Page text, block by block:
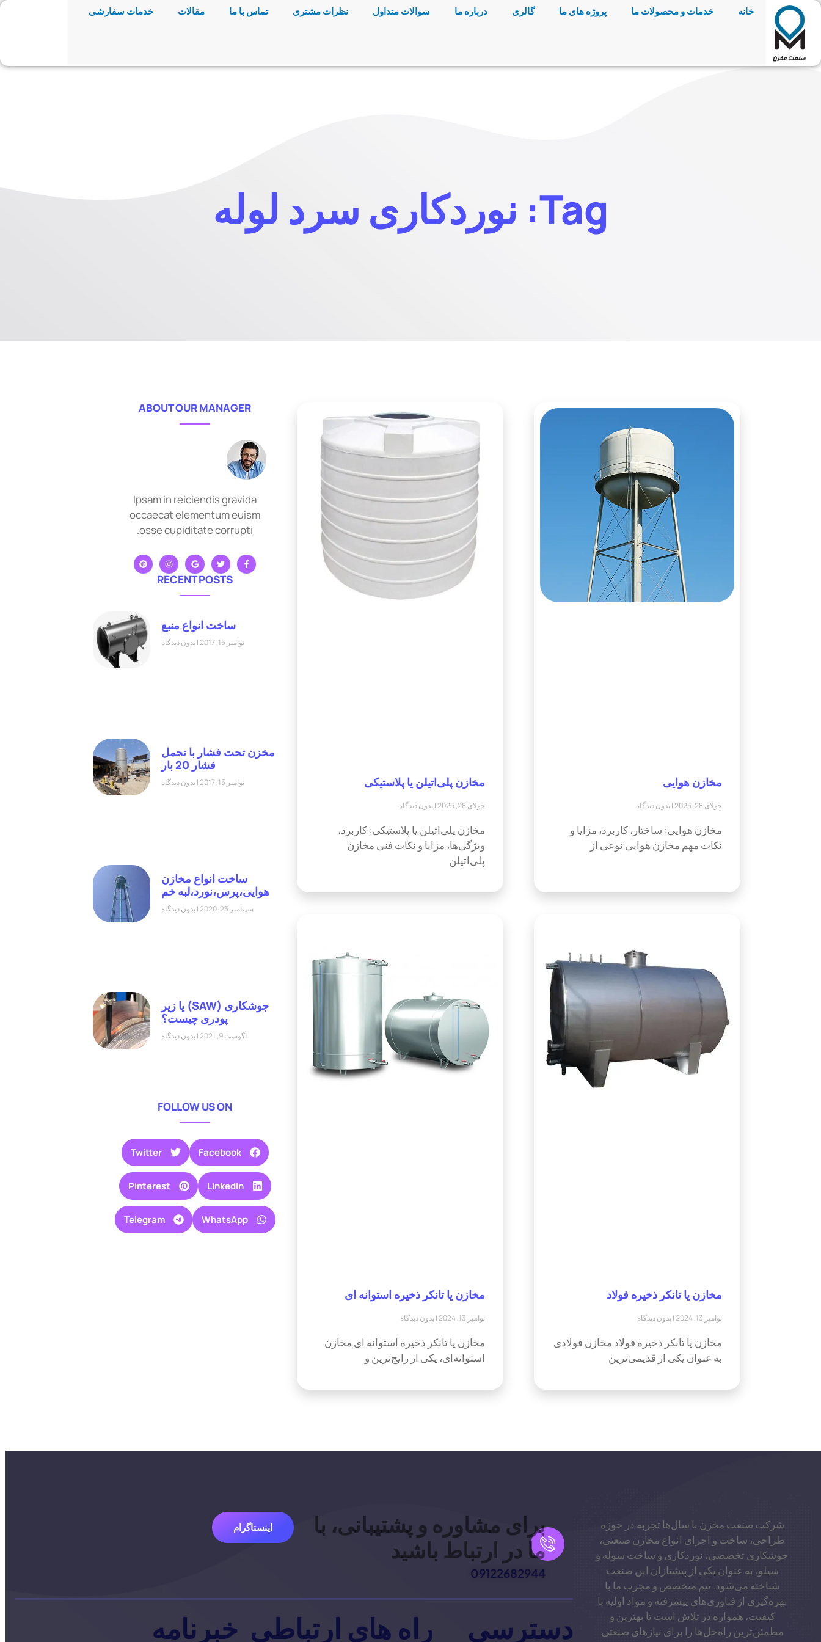
خانه خدمات و محصولات ما پروژه های ما گالری درباره ما سوالات متداول نظرات مشتری تماس با ما مقالات خدمات سفارشی
Tag: نوردکاری سرد لوله
مخازن هوایی
جولای 28, 2025 بدون دیدگاه
مخازن هوایی: ساختار، کاربرد، مزایا و
نکات مهم مخازن هوایی نوعی از
مخازن پلی‌اتیلن یا پلاستیکی
جولای 28, 2025 بدون دیدگاه
مخازن پلی‌اتیلن یا پلاستیکی: کاربرد،
ویژگی‌ها، مزایا و نکات فنی مخازن
پلی‌اتیلن
مخازن یا تانکر ذخیره فولاد
نوامبر 13, 2024 بدون دیدگاه
مخازن یا تانکر ذخیره فولاد مخازن فولادی
به عنوان یکی از قدیمی‌ترین
مخازن یا تانکر ذخیره استوانه ای
نوامبر 13, 2024 بدون دیدگاه
مخازن یا تانکر ذخیره استوانه ای مخازن
استوانه‌ای، یکی از رایج‌ترین و
ABOUT OUR MANAGER
Ipsam in reiciendis gravida
occaecat elementum euism
osse cupiditate corrupti.
RECENT POSTS
ساخت انواع منبع
نوامبر 15, 2017 بدون دیدگاه
مخزن تحت فشار با تحمل
فشار 20 بار
نوامبر 15, 2017 بدون دیدگاه
ساخت انواع مخازن
هوایی،پرس،نورد،لبه خم
سپتامبر 23, 2020 بدون دیدگاه
جوشکاری (SAW) یا زیر
پودری چیست؟
آگوست 9, 2021 بدون دیدگاه
FOLLOW US ON
Facebook
Twitter
LinkedIn
Pinterest
WhatsApp
Telegram
شرکت صنعت مخزن با سال‌ها تجربه در حوزه
طراحی، ساخت و اجرای انواع مخازن صنعتی،
جوشکاری تخصصی، نوردکاری و ساخت سوله و
سیلو، به عنوان یکی از پیشتازان این صنعت
شناخته می‌شود. تیم متخصص و مجرب ما با
بهره‌گیری از فناوری‌های پیشرفته و مواد اولیه با
کیفیت، همواره در تلاش است تا بهترین و
مطمئن‌ترین راه‌حل‌ها را برای نیازهای صنعتی
برای مشاوره و پشتیبانی، با
ما در ارتباط باشید
09122682944
اینستاگرام
دسترسی راه های ارتباطی خبرنامه